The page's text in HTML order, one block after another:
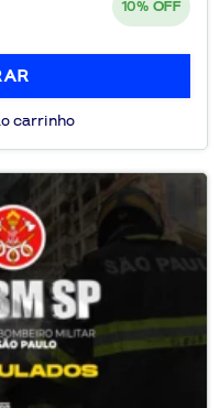
10% OFF
carrinho